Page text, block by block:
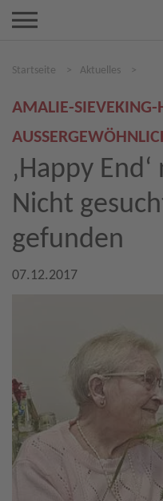
Startseite > Aktuelles >
AMALIE-SIEVEKING-
‚Happy
Nicht
gefunden
07.12.2017